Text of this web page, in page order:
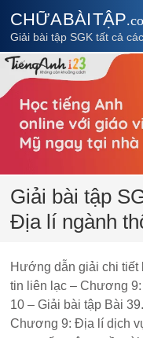
CHỮA BÀI TẬP
Giải bài tập SGK tất cả
Giải bài tập
Địa lí ngành
Hướng dẫn giải chi tiết
tin liên lạc – Chương
10 – Giải bài tập Bài
Chương 9: Địa lí dịch